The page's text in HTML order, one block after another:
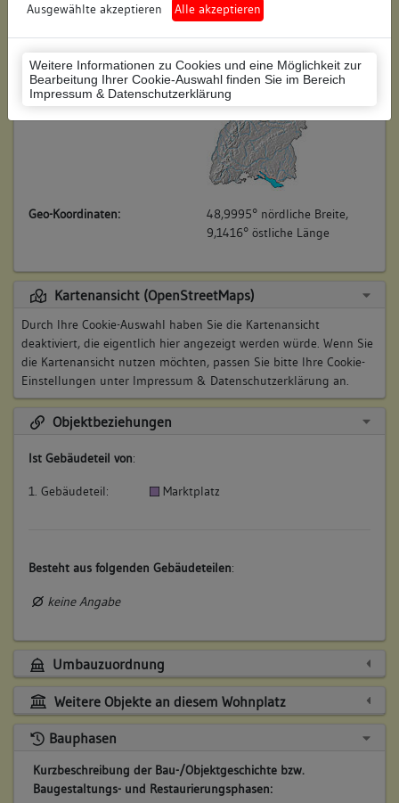
Ausgewählte akzeptieren Alle akzeptieren
Weitere Informationen zu Cookies und eine Möglichkeit zur
Bearbeitung Ihrer Cookie-Auswahl finden Sie im Bereich
Impressum & Datenschutzerklärung
Historischer Straßenname: keiner
Lage des Wohnplatzes:
Geo-Koordinaten:
48,9995° nördliche Breite,
9,1416° östliche Länge
Kartenansicht (OpenStreetMaps)
Durch Ihre Cookie-Auswahl haben Sie die Kartenansicht
deaktiviert, die eigentlich hier angezeigt werden würde. Wenn Sie
die Kartenansicht nutzen möchten, passen Sie bitte Ihre Cookie-
Einstellungen unter Impressum & Datenschutzerklärung an.
Objektbeziehungen
Ist Gebäudeteil von:
1. Gebäudeteil: Marktplatz
Besteht aus folgenden Gebäudeteilen:
keine Angabe
Umbauzuordnung
Weitere Objekte an diesem Wohnplatz
Bauphasen
Kurzbeschreibung der Bau-/Objektgeschichte bzw.
Baugestaltungs- und Restaurierungsphasen: